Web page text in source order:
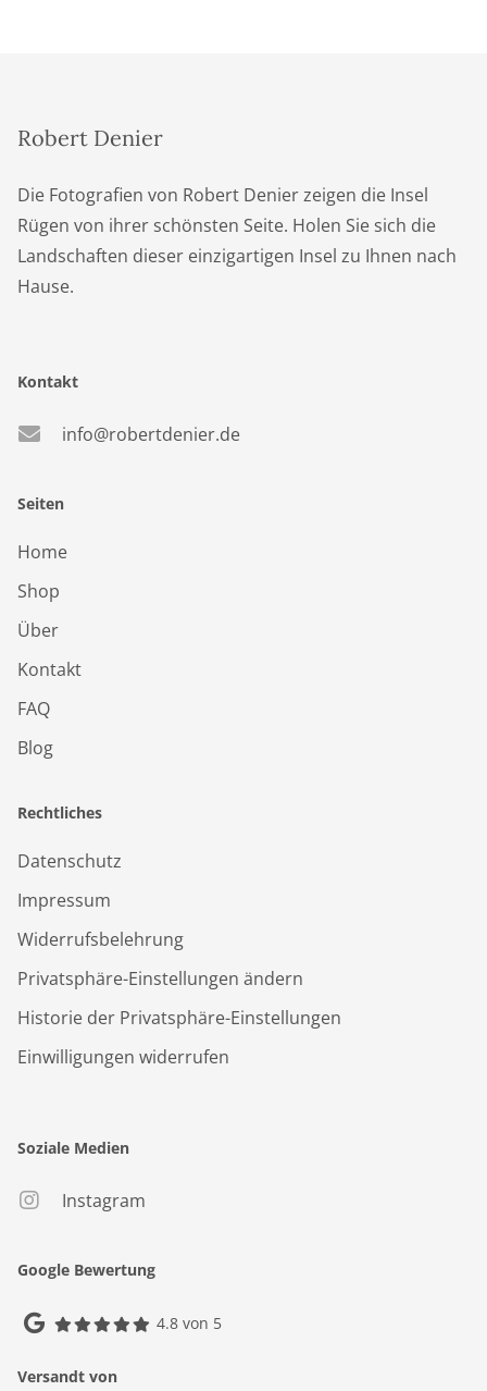
Robert Denier
Die Fotografien von Robert Denier zeigen die Insel
Rügen von ihrer schönsten Seite. Holen Sie sich die
Landschaften dieser einzigartigen Insel zu Ihnen nach
Hause.
Kontakt
info@robertdenier.de
Seiten
Home
Shop
Über
Kontakt
FAQ
Blog
Rechtliches
Datenschutz
Impressum
Widerrufsbelehrung
Privatsphäre-Einstellungen ändern
Historie der Privatsphäre-Einstellungen
Einwilligungen widerrufen
Soziale Medien
Instagram
Google Bewertung
4.8 von 5
Versandt von